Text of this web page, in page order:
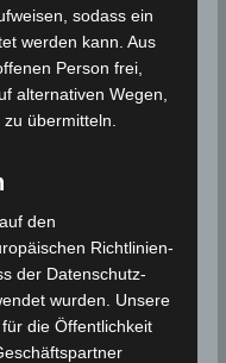
sodass ein
werden kann. Aus
Person frei,
alternativen Wegen,
übermitteln.
den
Richtlinien-
der Datenschutz-
wurden. Unsere
die Öffentlichkeit